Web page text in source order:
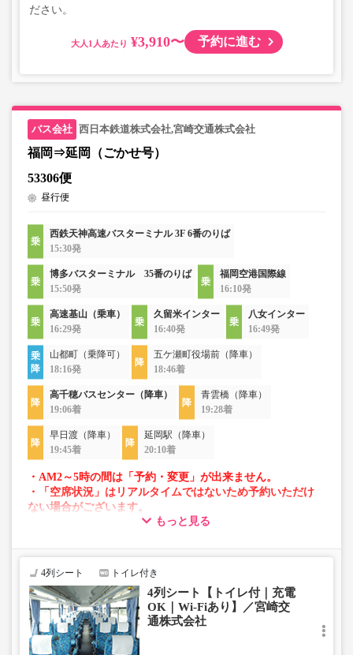
ださい。
大人 ¥3,910〜 予約に進む
西日本鉄道株式会社,宮崎交通株式会社
福岡⇒延岡（ごかせ号）
53306便
昼行便
西鉄天神高速バスターミナル 3F 6番のりば
15:30発
博多バスターミナル 35番のりば
15:50発
福岡空港国際線
16:10発
高速基山（乗車）
16:29発
久留米インター
16:40発
八女インター
16:49発
山都町（乗降可）
18:16発
五ケ瀬町役場前（降車）
18:46着
高千穂バスセンター（降車）
19:06着
青雲橋（降車）
19:28着
早日渡（降車）
19:45着
延岡駅（降車）
20:10着
・AM2～5時の間は「予約・変更」が出来ません。
・「空席状況」はリアルタイムではないため予約いただけ
ない場合がございます。
・車両は予告なく変更となる場合がございます。これに伴
で、あらかじめご了承ください。
もっと見る
4列シート トイレ付き
4列シート【トイレ付｜充電
OK｜Wi-Fiあり】／宮崎交
通株式会社